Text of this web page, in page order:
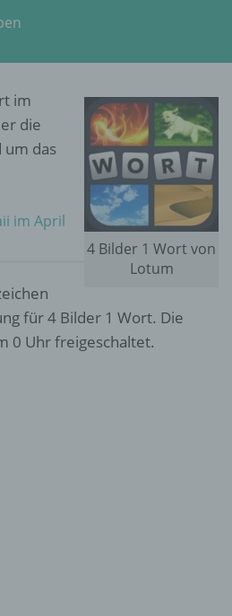
4 Bilder 1 Wort von
Lotum
im
die
um das
im April
für 4 Bilder 1 Wort. Die
0 Uhr freigeschaltet.